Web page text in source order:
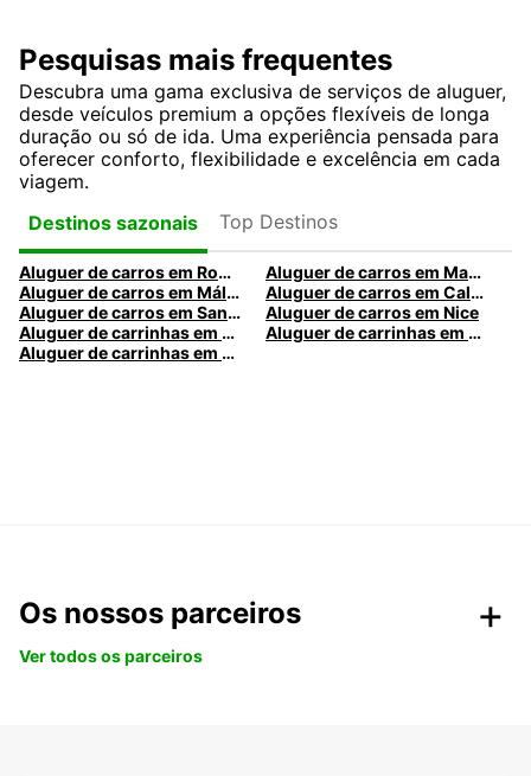
Pesquisas mais frequentes
Descubra uma gama exclusiva de serviços de aluguer,
desde veículos premium a opções flexíveis de longa
duração ou só de ida. Uma experiência pensada para
oferecer conforto, flexibilidade e excelência em cada
viagem.
Destinos sazonais
Top Destinos
Aluguer de carros em Roma
Aluguer de carros em Madrid
Aluguer de carros em Málaga
Aluguer de carros em Caldas da Rainha
Aluguer de carros em Santa Maria da Feira
Aluguer de carros em Nice
Aluguer de carrinhas em Nice
Aluguer de carrinhas em Santa Maria da Feira
Aluguer de carrinhas em Caldas da Rainha
Os nossos parceiros
Ver todos os parceiros